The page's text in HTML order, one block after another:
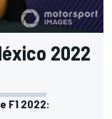
2022
F1 2022: